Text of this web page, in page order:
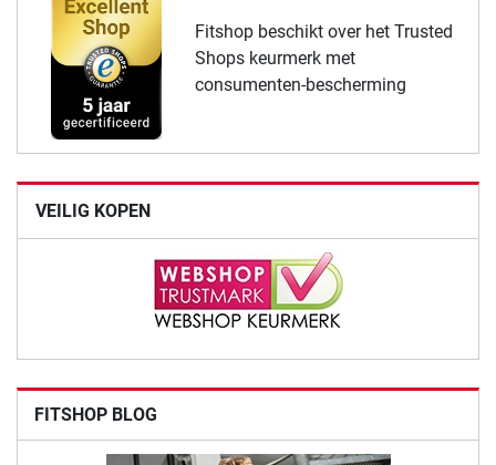
Fitshop beschikt over het Trusted
Shops keurmerk met
consumenten-bescherming
VEILIG KOPEN
FITSHOP BLOG